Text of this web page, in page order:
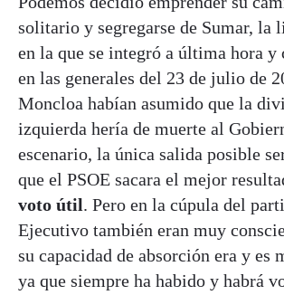
solitario y segregarse de Sumar, la
en la que se integró a última hora y
en las generales del 23 de julio de
Moncloa habían asumido que la
izquierda hería de muerte al
escenario, la única salida posible
que el PSOE sacara el mejor
voto útil. Pero en la cúpula del
Ejecutivo también eran muy
su capacidad de absorción era y es
ya que siempre ha habido y habrá